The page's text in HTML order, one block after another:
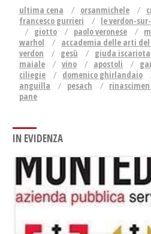
ultima cena orsanmichele
francesco gurrieri
le verdon-
giotto
paolo veronese
warhol
accademia delle arti
verdon
gesù giuda iscariota
maiale
vino apostoli
ciliegie
domenico ghirlandaio
anguilla
pesach
pane
IN EVIDENZA